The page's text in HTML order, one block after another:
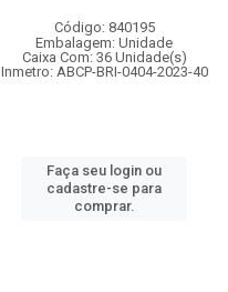
Código: 840195
Embalagem: Unidade
Caixa Com: 36 Unidade(s)
Inmetro: ABCP-BRI-0404-2023-40
Faça seu login ou
cadastre-se para
comprar.